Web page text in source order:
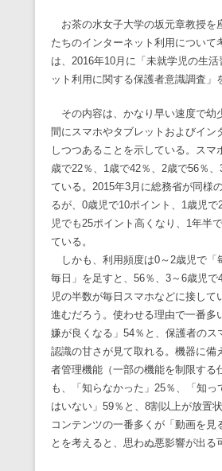
お茶の水女子大学の坂元章教授を
たちのインターネット利用について
は、2016年10月に「未就学児の生
ット利用に関する保護者意識調査」
その内容は、かなり早い速度で幼
間にスマホやタブレットおよびイン
しつつあることを示している。スマ
歳で22％、1歳で42％、2歳で56％
ている。2015年3月に総務省が同様
るが、0歳児で10ポイント、1歳児で
児でも25ポイント高くなり、1年半
ている。
しかも、利用頻度は0～2歳児で「
毎日」を足すと、56％、3～6歳児で
児の半数が毎日スマホなどに接して
進むだろう。使わせる理由で一番多
嫌が良くなる」54％と、保護者のス
認識の甘さが見て取れる。機器に備
者管理機能（一部の機能を制限する
も、「知らなかった」25％、「知っ
はいない」59％と、8割以上が放置
コンテンツの一番多くが「動画を見
とを考えると、思わぬ悪影響が出る